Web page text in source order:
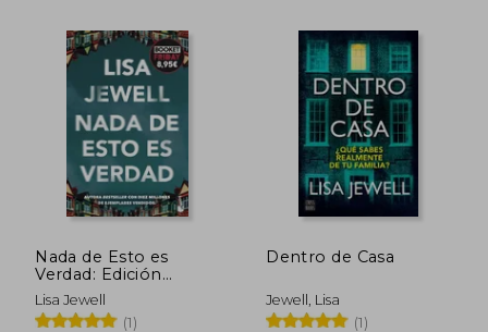
55%
dcto. S/ 73,36
40%
dcto.
Nada de Esto es
Verdad: Edición
Limitada a Precio
Especial
Lisa Jewell
(1)
Dentro de Casa
Jewell, Lisa
(1)